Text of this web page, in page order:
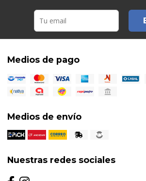
Medios de pago
Medios de envío
Nuestras redes sociales